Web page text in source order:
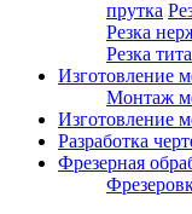
прутка
Резка
Резка
Изготовление
Монтаж
Изготовление
Разработка
Фрезерная